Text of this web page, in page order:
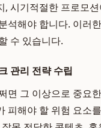
, 시기적절한 프로모
석해야 합니다. 이러한
수 있습니다.
관리 전략 수립
면 그 이상으로 중요
피해야 할 위험 요소